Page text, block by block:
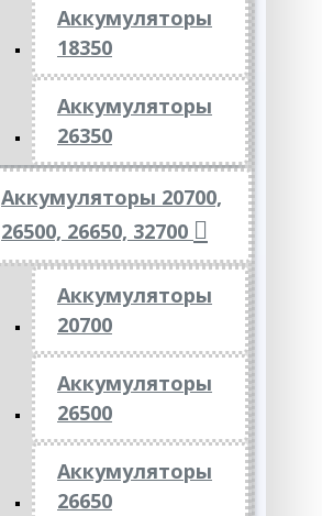
Аккумуляторы
18350
Аккумуляторы
26350
Аккумуляторы 20700,
26500, 26650, 32700
Аккумуляторы
20700
Аккумуляторы
26500
Аккумуляторы
26650